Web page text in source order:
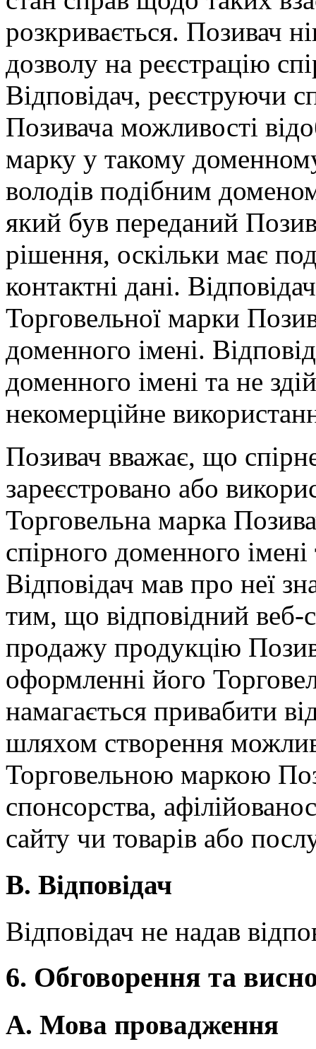
розкривається. Позивач
дозволу на реєстрацію
Відповідач, реєструючи
Позивача можливості
марку у такому
володів подібним
який був переданий
рішення, оскільки має
контактні дані.
Торговельної марки
доменного імені.
доменного імені та не
некомерційне
Позивач вважає, що
зареєстровано або
Торговельна марка
спірного доменного
Відповідач мав про неї
тим, що відповідний веб-
продажу продукцію
оформленні його
намагається привабити
шляхом створення
Торговельною маркою
спонсорства,
сайту чи товарів або
B. Відповідач
Відповідач не надав
6. Обговорення та
А. Мова провадження